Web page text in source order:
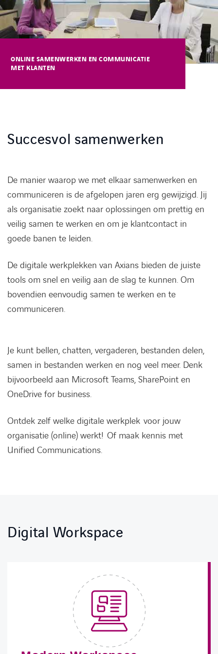
Kennisbank
Referenties
Events
Werken bij Axians
ONLINE SAMENWERKEN EN COMMUNICATIE
MET KLANTEN
Succesvol samenwerken
De manier waarop we met elkaar samenwerken en
communiceren is de afgelopen jaren erg gewijzigd. Jij
als organisatie zoekt naar oplossingen om prettig en
veilig samen te werken en om je klantcontact in
goede banen te leiden.
De digitale werkplekken van Axians bieden de juiste
tools om snel en veilig aan de slag te kunnen. Om
bovendien eenvoudig samen te werken en te
communiceren.
Je kunt bellen, chatten, vergaderen, bestanden delen,
samen in bestanden werken en nog veel meer. Denk
bijvoorbeeld aan Microsoft Teams, SharePoint en
OneDrive for business.
Ontdek zelf welke digitale werkplek voor jouw
organisatie (online) werkt! Of maak kennis met
Unified Communications.
Digital Workspace